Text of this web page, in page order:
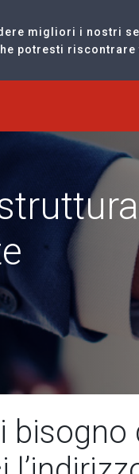
migliori i nostri
potresti riscontrare